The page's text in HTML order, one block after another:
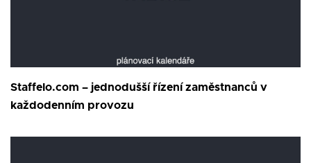
Staffelo.com – jednodušší řízení zaměstnanců v
každodenním provozu